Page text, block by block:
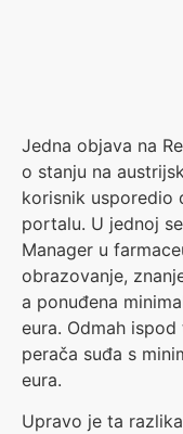
Jedna objava na
o stanju na
korisnik usporedio
portalu. U jednoj
Manager u
obrazovanje,
a ponuđena
eura. Odmah
perača suđa s
eura.
Upravo je ta